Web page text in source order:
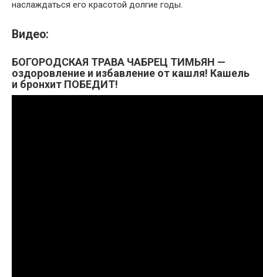
наслаждаться его красотой долгие годы.
Видео:
БОГОРОДСКАЯ ТРАВА ЧАБРЕЦ ТИМЬЯН —
оздоровление и избавление от кашля! Кашель
и бронхит ПОБЕДИТ!